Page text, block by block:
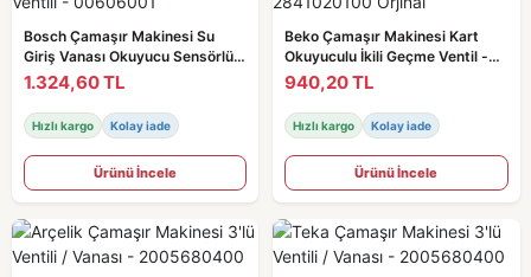
Bosch Çamaşır Makinesi Su
Giriş Vanası Okuyucu Sensörlü /
Ventili - 00606001
1.324,60 TL
Hızlı kargo Kolay iade
Ürünü İncele
Beko Çamaşır Makinesi Kart
Okuyuculu İkili Geçme Ventil -
2841020100 Orjinal
940,20 TL
Hızlı kargo Kolay iade
Ürünü İncele